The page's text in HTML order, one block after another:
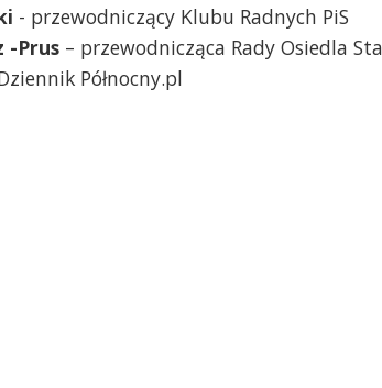
- przewodniczący Klubu Radnych PiS
-Prus – przewodnicząca Rady Osiedla
Północny.pl